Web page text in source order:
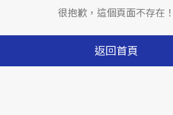
很抱歉，這個頁面不存在！
返回首頁